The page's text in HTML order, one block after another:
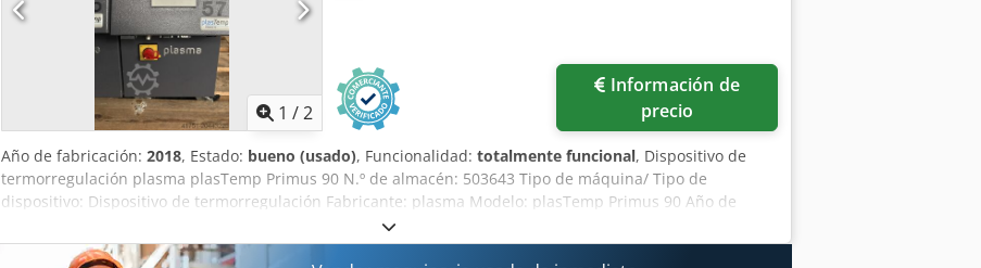
Pedir más fotos
1 /2
precio
Año de fabricación: 2018, Estado: bueno (usado), Funcionalidad: totalmente funcional, Dispositivo de
termorregulación plasma plasTemp Primus 90 N.º de almacén: 503643 Tipo de máquina/ Tipo de
dispositivo: Dispositivo de termorregulación Fabricante: plasma Modelo: plasTemp Primus 90 Año de
fabricación: 2018 Djdpfx Adoxt Rc He Njck Datos técnicos del dispositivo de termorregulación plasTemp
Primus 90 / Compact TK-90-9-50 - Medio circulante: Agua hasta 90°C - Volumen externo máximo a 90°C: 50